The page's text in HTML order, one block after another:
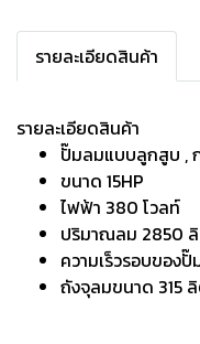
รายละเอียดสินค้า
รายละเอียดสินค้า
ปั๊มลมแบบลูกสูบ ,
ขนาด 15HP
ไฟฟ้า 380 โวลท์
ปริมาณลม 2850
ความเร็วรอบของ
ถังจุลมขนาด 315